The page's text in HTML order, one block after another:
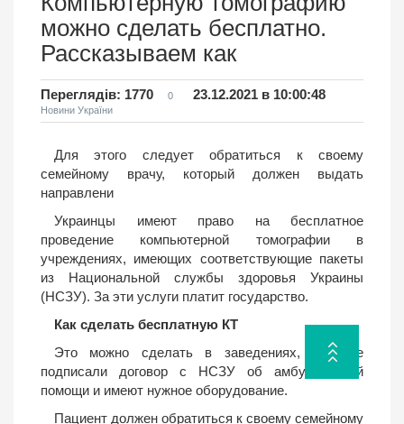
можно сделать бесплатно.
Рассказываем как
Переглядів: 1770 0 23.12.2021 в 10:00:48
Новини України
Для этого следует обратиться к своему
семейному врачу, который должен выдать
направлени
Украинцы имеют право на бесплатное
проведение компьютерной томографии в